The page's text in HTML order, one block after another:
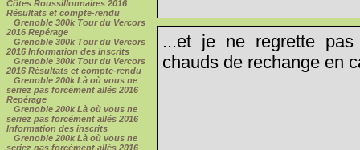
Côtes Roussillonnaires 2016
Résultats et compte-rendu
Grenoble 300k Tour du Vercors
2016 Repérage
Grenoble 300k Tour du Vercors
2016 Information des inscrits
Grenoble 300k Tour du Vercors
2016 Résultats et compte-rendu
Grenoble 200k Là où vous ne
seriez pas forcément allés 2016
Repérage
Grenoble 200k Là où vous ne
seriez pas forcément allés 2016
Information des inscrits
Grenoble 200k Là où vous ne
seriez pas forcément allés 2016
...et je ne regrette pas
chauds de rechange en